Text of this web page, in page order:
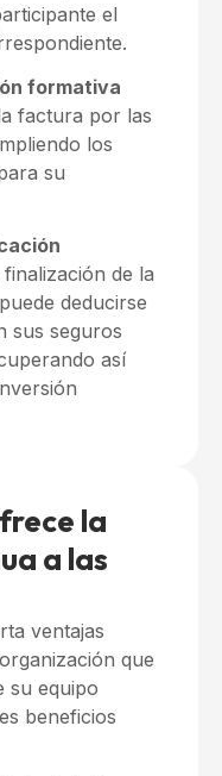
el
formativa
factura por las
los
su
de la
deducirse
sus seguros
así
la
a las
ventajas
que
su equipo
beneficios